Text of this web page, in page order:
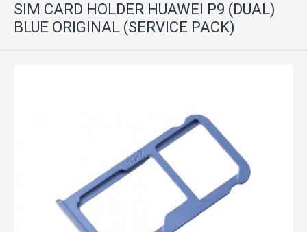
SIM CARD HOLDER HUAWEI P9 (DUAL)
BLUE ORIGINAL (SERVICE PACK)